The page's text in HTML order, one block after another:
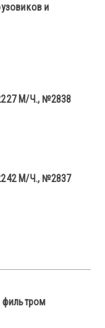
и
М/Ч., №2838
М/Ч., №2837
фильтром